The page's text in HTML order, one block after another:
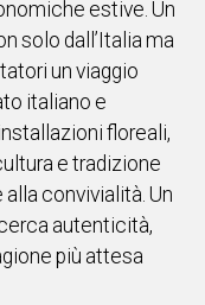
estive. Un
solo dall’Italia ma
un viaggio
italiano e
floreali,
e tradizione
convivialità. Un
autenticità,
più attesa